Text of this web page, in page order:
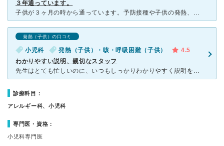
３年通っています。
子供が３ヶ月の時から通っています。予防接種や子供の発熱、風邪の時などにお世話になっています。看護師さんは皆さん丁寧で優しくかつ、いつも人数が多くてスムーズです。 先生は通い始めた当初は口数が少なくて
発熱（子供）の口コミ
小児科 発熱（子供）・咳・呼吸困難（子供）
4.5
わかりやすい説明、親切なスタッフ
先生はとても忙しいのに、いつもしっかりわかりやすく説明をしてくださいます。看護師さんたちも皆さん丁寧で親切。プロ意識があって頼りになります。田舎にありがちな馴れ合いの雰囲気はなく、誰にでも誠実に対応し
診療科目：
アレルギー科、小児科
専門医・資格：
小児科専門医